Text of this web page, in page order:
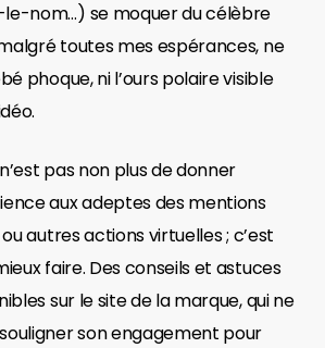
nom…) se moquer du célèbre
toutes mes espérances, ne
phoque, ni l’ours polaire visible
pas non plus de donner
aux adeptes des mentions
autres actions virtuelles ; c’est
faire. Des conseils et astuces
sur le site de la marque, qui ne
son engagement pour